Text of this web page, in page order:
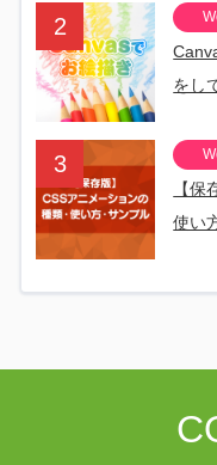
をし
【
使い